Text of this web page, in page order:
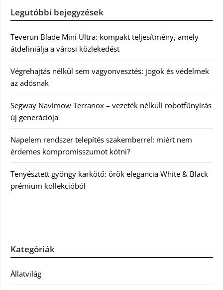
Legutóbbi bejegyzések
Teverun Blade Mini Ultra: kompakt teljesítmény, amely
átdefiniálja a városi közlekedést
Végrehajtás nélkül sem vagyonvesztés: jogok és védelmek
az adósnak
Segway Navimow Terranox – vezeték nélküli robotfűnyírás
új generációja
Napelem rendszer telepítés szakemberrel: miért nem
érdemes kompromisszumot kötni?
Tenyésztett gyöngy karkötő: örök elegancia White & Black
prémium kollekcióból
Kategóriák
Állatvilág